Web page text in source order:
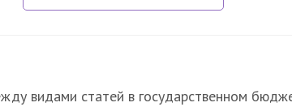
видами статей в государственном